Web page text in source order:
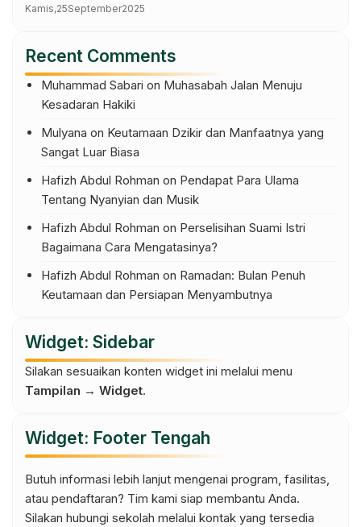
Kamis,25September2025
Recent Comments
Muhammad Sabari on Muhasabah Jalan Menuju
Kesadaran Hakiki
Mulyana on Keutamaan Dzikir dan Manfaatnya yang
Sangat Luar Biasa
Hafizh Abdul Rohman on Pendapat Para Ulama
Tentang Nyanyian dan Musik
Hafizh Abdul Rohman on Perselisihan Suami Istri
Bagaimana Cara Mengatasinya?
Hafizh Abdul Rohman on Ramadan: Bulan Penuh
Keutamaan dan Persiapan Menyambutnya
Widget: Sidebar
Silakan sesuaikan konten widget ini melalui menu
Tampilan → Widget.
Widget: Footer Tengah
Butuh informasi lebih lanjut mengenai program, fasilitas,
atau pendaftaran? Tim kami siap membantu Anda.
Silakan hubungi sekolah melalui kontak yang tersedia